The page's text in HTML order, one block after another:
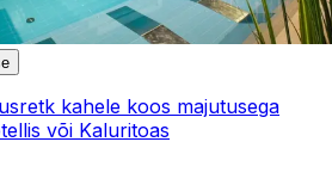
kahele koos majutusega
või Kaluritoas